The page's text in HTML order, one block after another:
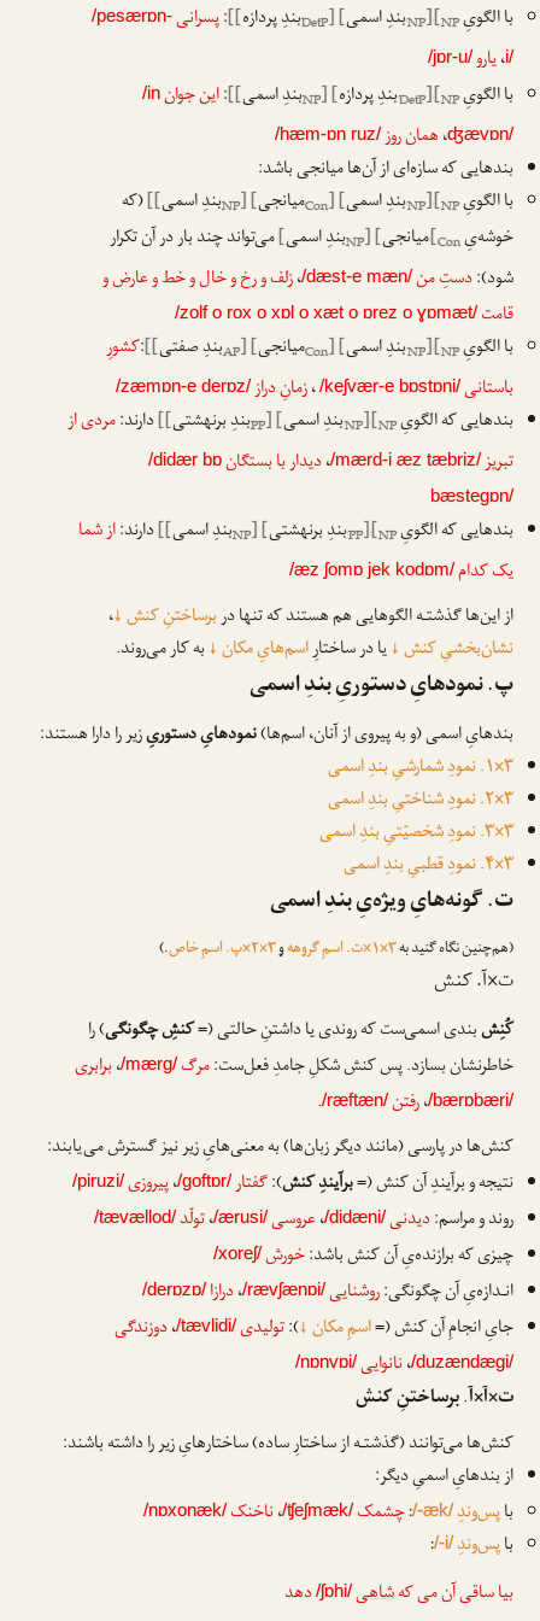
با الگویِ
[
NP [NP بندِ اسمی] [
DetPبندِ پردازه]]
:پسرانی /pesærɒn-
i/،یارو/jɒr-u/
با الگویِ [
DetP [NP بندِ پردازه] [
NPبندِ اسمی]]
:این جوان /in
ʤævɒn/،همان روز/hæm-ɒn ruz/
بندهایی که سازه‌ای از آن‌ها میانجی باشد:
با الگویِ
[
NP [NP بندِ اسمی] [
Conمیانجی] [
NPبندِ اسمی]](که
خوشه‌یِ
[Con میانجی] [
NPبندِ اسمی]می‌تواند چند بار در آن تکرار
شود):دستِ من/dæst-e mæn/،زلف و رخ و خال و خط و عارض و
قامت /zolf o rox o xɒl o xæt o ɒrez o ɣɒmæt/
با الگویِ [
NP [NP بندِ اسمی] [
Conمیانجی] [
APبندِ صفتی]]
:کشورِ
باستانی/keʃvær-e bɒstɒni/،زمانِ دراز/zæmɒn-e derɒz/
بندهایی که الگویِ [
NP [NP بندِ اسمی] [
PPبندِ برنهشتی]]دارند:مردی از
تبریز/mærd-i æz tæbriz/،دیدار با بستگان /didær bɒ
bæstegɒn/
بندهایی که الگویِ [
PP [NP بندِ برنهشتی] [
NPبندِ اسمی]]دارند:از شما
یک کدام/æz ʃomɒ jek kodɒm/
از این‌ها گذشتـه الگوهایی هم هستند که تنها دربرساختنِ کنش↓،
نشان‌بخشیِ کنش↓یا در ساختارِاسم‌هایِ مکان↓به کار می‌روند.
پ. نمودهایِ دستوریِ بندِ اسمی
بندهایِ اسمی (و به پیروی از آنان، اسم‌ها)نمودهایِ دستوریِزیر را دارا هستند:
۳×۱. نمودِ شمارشیِ بندِ اسمی
۳×۲. نمودِ شناختیِ بندِ اسمی
۳×۳. نمودِ شخصیّتیِ بندِ اسمی
۳×۴. نمودِ قطبیِ بندِ اسمی
ت. گونه‌هایِ ویژه‌یِ بندِ اسمی
(هم‌چنین نگاه گنید به۳×۱×ت. اسمِ گروهه و۳×۲×پ. اسمِ خاص .)
ت×آ. کنش
کُنِشبندی اسمی‌ست که روندی یا داشتنِ حالتی (=کنشِ چگونگی) را
خاطرنشان بسازد. پس کنش شکلِ جامدِ فعل‌ست:مرگ /mærg/،برابری
/bærɒbæri/،رفتن/ræftæn/
.
کنش‌ها در پارسی (مانند دیگر زبان‌ها) به معنی‌هایِ زیر نیز گسترش می‌یابند:
نتیجه و برآیندِ آن کنش (=برآیندِ کنش):گفتار/goftɒr/،پیروزی/piruzi/
روند و مراسم:دیدنی/didæni/،عروسی/ærusi/،تولّد /tævællod/
چیزی که برازنده‌یِ آن کنش باشد:خورش/xoreʃ/
انـدازه‌یِ آن چگونگی:روشنایی/rævʃænɒi/،درازا /derɒzɒ/
جایِ انجامِ آن کنش (=اسمِ مکان↓
):تولیدی/tævlidi/،دوزندگی
/duzændægi/،نانوایی/nɒnvɒi/
ت×آ×آ. برساختنِ کنش
کنش‌ها می‌توانند (گذشتـه از ساختارِ ساده) ساختارهایِ زیر را داشته باشند:
از بندهایِ اسمیِ دیگر:
باپس‌وندِ/-æk/
:چشمک /ʧeʃmæk/،ناخنک /nɒxonæk/
باپس‌وندِ/-i/
:
بیا ساقی آن می کهشاهی/ʃɒhi/دهد